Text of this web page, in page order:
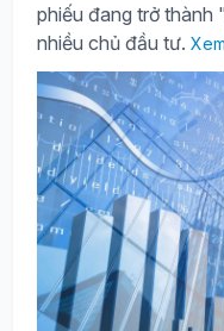
phiếu đang trở
nhiều chủ đầu tư.